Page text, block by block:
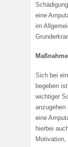
eine
im
Sich bei
begeben
wichtiger
anzugehen
eine
hierbei